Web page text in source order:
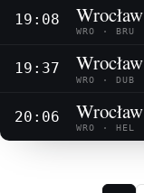
19:08 Wrocław
WRO · BRU
19:37 Wrocław
WRO · DUB
20:06 Wrocław
WRO · HEL